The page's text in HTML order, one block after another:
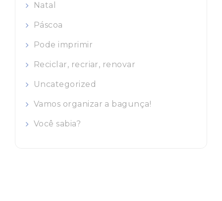
Natal
Páscoa
Pode imprimir
Reciclar, recriar, renovar
Uncategorized
Vamos organizar a bagunça!
Você sabia?